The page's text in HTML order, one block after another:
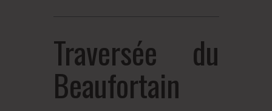
Traversée du
Beaufortain